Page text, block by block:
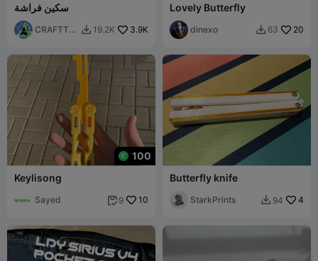
سكين فراشة
CRAFTTE
 19.2K 3.9K
Lovely Butterfly
dinexo  63 20
100
Keylisong
Sayed  9 10
Butterfly knife
StarkPrints  94 4